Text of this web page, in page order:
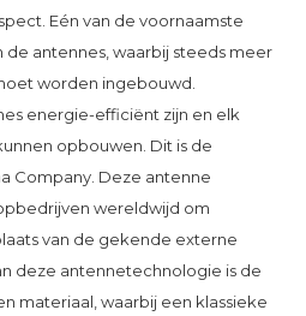
Eén van de voornaamste
antennes, waarbij steeds meer
worden ingebouwd.
energie-efficiënt zijn en elk
opbouwen. Dit is de
Company. Deze antenne
wereldwijd om
van de gekende externe
deze antennetechnologie is de
materiaal, waarbij een klassieke